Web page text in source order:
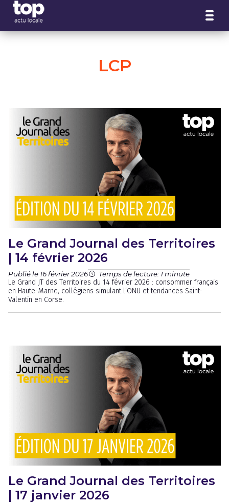
LCP
Le Grand Journal des Territoires
| 14 février 2026
Publié le 16 février 2026 Temps de lecture: 1 minute
Le Grand JT des Territoires du 14 février 2026 : consommer français
en Haute-Marne, collégiens simulant l’ONU et tendances Saint-
Valentin en Corse.
Le Grand Journal des Territoires
| 17 janvier 2026
Panneau de gestion des cookies